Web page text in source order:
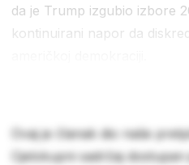
da je Trump izgubio izbore
kontinuirani napor da
Ovaj je članak dio naše
Cjelokupni sadržaj